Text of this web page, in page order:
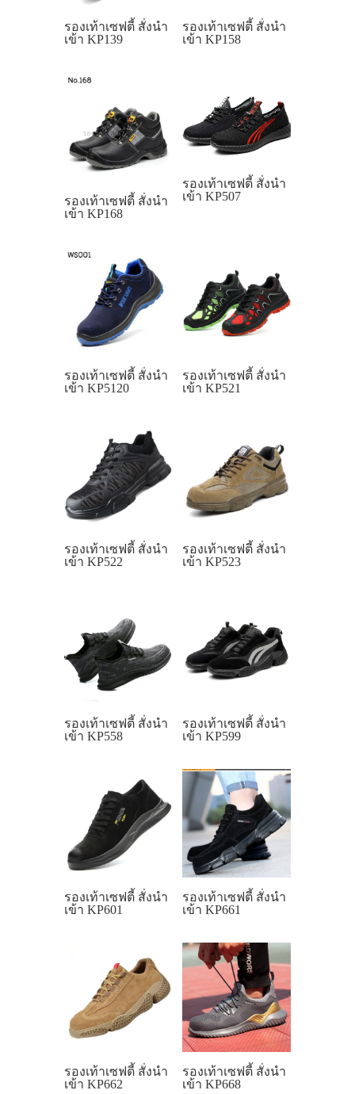
รองเท้าเซฟตี้ สั่งนำ
เข้า KP139
รองเท้าเซฟตี้ สั่งนำ
เข้า KP158
รองเท้าเซฟตี้ สั่งนำ
เข้า KP168
รองเท้าเซฟตี้ สั่งนำ
เข้า KP507
รองเท้าเซฟตี้ สั่งนำ
เข้า KP5120
รองเท้าเซฟตี้ สั่งนำ
เข้า KP521
รองเท้าเซฟตี้ สั่งนำ
เข้า KP522
รองเท้าเซฟตี้ สั่งนำ
เข้า KP523
รองเท้าเซฟตี้ สั่งนำ
เข้า KP558
รองเท้าเซฟตี้ สั่งนำ
เข้า KP599
รองเท้าเซฟตี้ สั่งนำ
เข้า KP601
รองเท้าเซฟตี้ สั่งนำ
เข้า KP661
รองเท้าเซฟตี้ สั่งนำ
เข้า KP662
รองเท้าเซฟตี้ สั่งนำ
เข้า KP668